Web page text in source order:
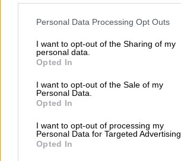
Please note that this website/app uses one
not limited to your visit or usage behaviour.
grant or deny consent to Google and its
use your data for below specified purposes
consent section.
Personal Data Processing Opt Outs
I want to opt-out of the Sharing of my
personal data.
Opted In
I want to opt-out of the Sale of my
Personal Data.
Opted In
I want to opt-out of processing my
Personal Data for Targeted Advertising.
Opted In
να τον αντιμετωπίζεις, χωρίς
ότι είσαι πιο δυνατός. Δεν
πλεονέκτημα για καμία ομάδα».
Χρήστος Κόντης: «Να
ανταγωνιστικοί»
Από την πλευρά του ο
Χρήστος Κόντης αναφέρθηκε